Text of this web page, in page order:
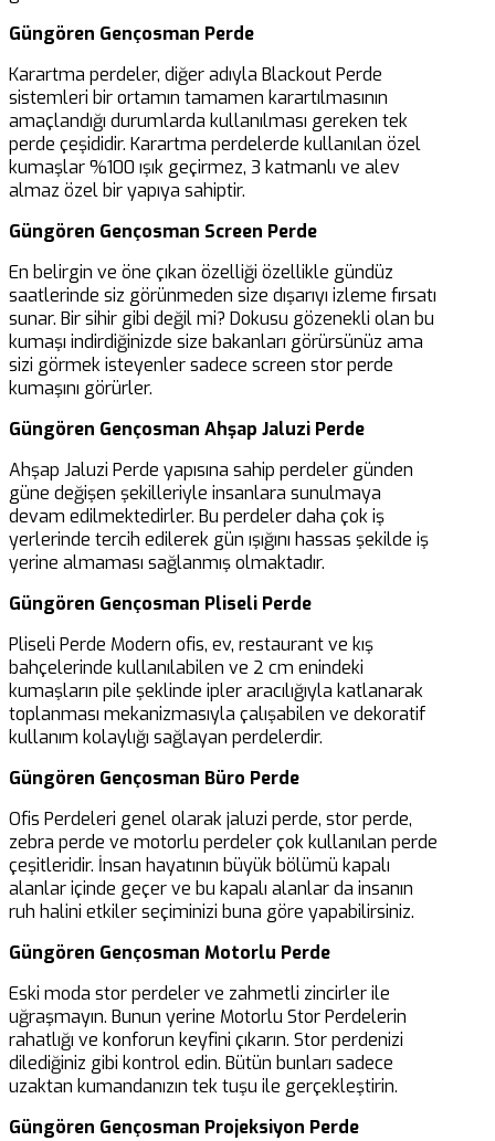
Güngören Gençosman Perde
Karartma perdeler, diğer adıyla Blackout Perde
sistemleri bir ortamın tamamen karartılmasının
amaçlandığı durumlarda kullanılması gereken tek
perde çeşididir. Karartma perdelerde kullanılan özel
kumaşlar %100 ışık geçirmez, 3 katmanlı ve alev
almaz özel bir yapıya sahiptir.
Güngören Gençosman Screen Perde
En belirgin ve öne çıkan özelliği özellikle gündüz
saatlerinde siz görünmeden size dışarıyı izleme fırsatı
sunar. Bir sihir gibi değil mi? Dokusu gözenekli olan bu
kumaşı indirdiğinizde size bakanları görürsünüz ama
sizi görmek isteyenler sadece screen stor perde
kumaşını görürler.
Güngören Gençosman Ahşap Jaluzi Perde
Ahşap Jaluzi Perde yapısına sahip perdeler günden
güne değişen şekilleriyle insanlara sunulmaya
devam edilmektedirler. Bu perdeler daha çok iş
yerlerinde tercih edilerek gün ışığını hassas şekilde iş
yerine almaması sağlanmış olmaktadır.
Güngören Gençosman Pliseli Perde
Pliseli Perde Modern ofis, ev, restaurant ve kış
bahçelerinde kullanılabilen ve 2 cm enindeki
kumaşların pile şeklinde ipler aracılığıyla katlanarak
toplanması mekanizmasıyla çalışabilen ve dekoratif
kullanım kolaylığı sağlayan perdelerdir.
Güngören Gençosman Büro Perde
Ofis Perdeleri genel olarak jaluzi perde, stor perde,
zebra perde ve motorlu perdeler çok kullanılan perde
çeşitleridir. İnsan hayatının büyük bölümü kapalı
alanlar içinde geçer ve bu kapalı alanlar da insanın
ruh halini etkiler seçiminizi buna göre yapabilirsiniz.
Güngören Gençosman Motorlu Perde
Eski moda stor perdeler ve zahmetli zincirler ile
uğraşmayın. Bunun yerine Motorlu Stor Perdelerin
rahatlığı ve konforun keyfini çıkarın. Stor perdenizi
dilediğiniz gibi kontrol edin. Bütün bunları sadece
uzaktan kumandanızın tek tuşu ile gerçekleştirin.
Güngören Gençosman Projeksiyon Perde